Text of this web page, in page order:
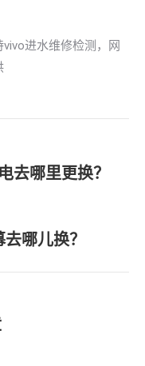
进水维修检测，网
去哪里更换？
哪儿换？